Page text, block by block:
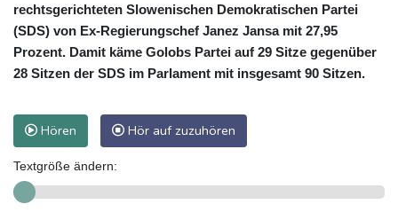
rechtsgerichteten Slowenischen Demokratischen Partei
(SDS) von Ex-Regierungschef Janez Jansa mit 27,95
Prozent. Damit käme Golobs Partei auf 29 Sitze gegenüber
28 Sitzen der SDS im Parlament mit insgesamt 90 Sitzen.
Hören Hör auf zuzuhören
Textgröße ändern: